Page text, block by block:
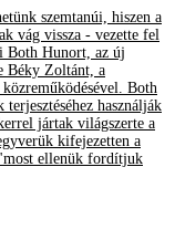
szemtanúi, hiszen a
vág vissza - vezette fel
Both Hunort, az új
Béky Zoltánt, a
Both
használják
jártak világszerte a
kifejezetten a
ellenük fordítjuk